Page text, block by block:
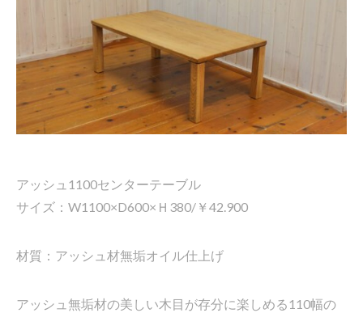
アッシュ1100センターテーブル
サイズ：W1100×D600×Ｈ380/￥42.900
材質：アッシュ材無垢オイル仕上げ
アッシュ無垢材の美しい木目が存分に楽しめる110幅の